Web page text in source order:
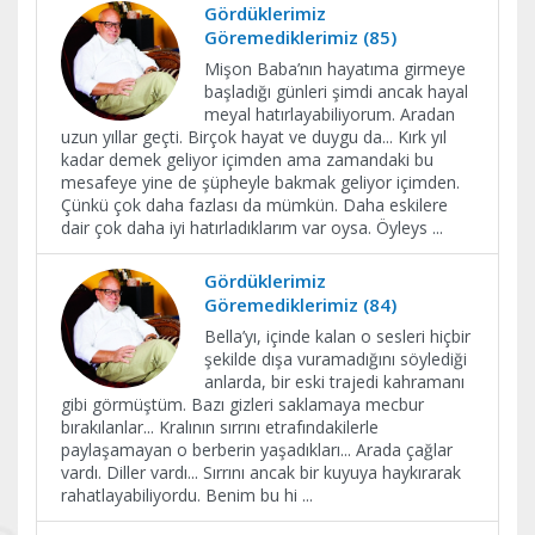
Gördüklerimiz
Göremediklerimiz (85)
Mişon Baba’nın hayatıma girmeye
başladığı günleri şimdi ancak hayal
meyal hatırlayabiliyorum. Aradan
uzun yıllar geçti. Birçok hayat ve duygu da... Kırk yıl
kadar demek geliyor içimden ama zamandaki bu
mesafeye yine de şüpheyle bakmak geliyor içimden.
Çünkü çok daha fazlası da mümkün. Daha eskilere
dair çok daha iyi hatırladıklarım var oysa. Öyleys ...
Gördüklerimiz
Göremediklerimiz (84)
Bella’yı, içinde kalan o sesleri hiçbir
şekilde dışa vuramadığını söylediği
anlarda, bir eski trajedi kahramanı
gibi görmüştüm. Bazı gizleri saklamaya mecbur
bırakılanlar... Kralının sırrını etrafındakilerle
paylaşamayan o berberin yaşadıkları... Arada çağlar
vardı. Diller vardı... Sırrını ancak bir kuyuya haykırarak
rahatlayabiliyordu. Benim bu hi ...